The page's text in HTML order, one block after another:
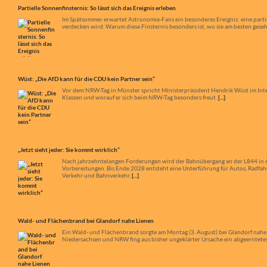
verdecken wird. Warum diese Finsternis besonders ist, wo sie am besten
Klassen und worauf er sich beim NRW-Tag besonders freut.
Vorbereitungen. Bis Ende 2028 entsteht eine Unterführung für Autos,
Verkehr und Bahnverkehr.[...]
Niedersachsen und NRW fing aus bisher ungeklärter Ursache ein